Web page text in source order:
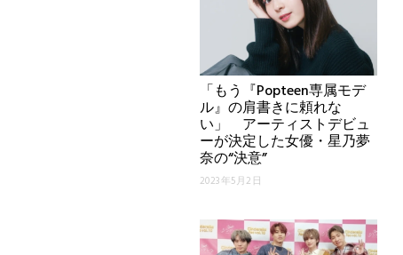
「もう『Popteen専属モデ
ル』の肩書きに頼れな
い」 アーティストデビュ
ーが決定した女優・星乃夢
奈の“決意”
2023年5月2日